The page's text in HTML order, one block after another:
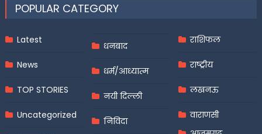
POPULAR CATEGORY
Latest
News
TOP STORIES
Uncategorized
धनबाद
धर्म/आध्यात्म
नयी दिल्ली
निविदा
राशिफल
राष्ट्रीय
लखनऊ
वाराणसी